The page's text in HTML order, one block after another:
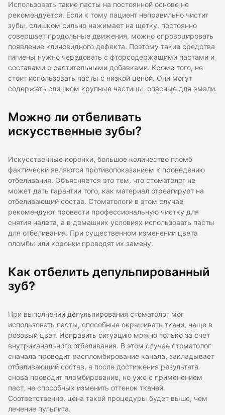
Использовать такие пасты на постоянной основе не
рекомендуется. Если к тому пациент неправильно чистит
зубы, слишком сильно нажимает на щетку, постоянно
совершает продольные движения, можно спровоцировать
появление клиновидного дефекта. Поэтому такие средства
гигиены нужно чередовать с фторсодержащими пастами и
составами с растительными добавками. Кроме того, не
стоит использовать пасты с низкой ценой. Они могут
содержать слишком крупные частицы, опасные для эмали.
Можно ли отбеливать
искусственные зубы?
Искусственные коронки, большое количество пломб
фактически являются противопоказанием к проведению
отбеливания. Объясняется это тем, что стоматолог не
может дать гарантии того, как материал отреагирует на
отбеливающий состав. Стоматологи в этом случае
рекомендуют провести профессиональную чистку для
снятия налета, а в домашних условиях использовать пасты
для отбеливания. При существенном изменении цвета
пломбы или коронки проводят их замену.
Как отбелить депульпированный
зуб?
При выполнении депульпирования стоматолог мог
использовать пасты, способные окрашивать ткани, чаще в
розовый цвет. Исправить ситуацию можно только за счет
внутриканального отбеливания. В этом случае стоматолог
сначала проводит распломбирование канала, закладывает
отбеливающий состав, а после достижения результата
снова проводит пломбирование, но уже с применением
паст, не способных изменить оттенок тканей.
Соответственно, цена такой процедуры будет выше, чем
лечение пульпита.